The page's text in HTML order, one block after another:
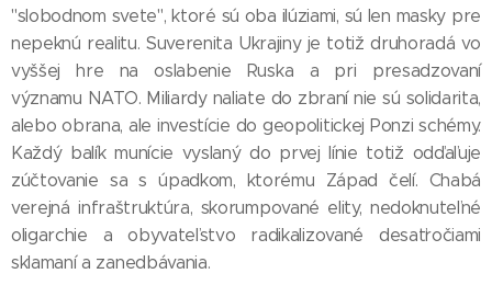
"slobodnom svete", ktoré sú oba ilúziami, sú len masky pre
nepeknú realitu. Suverenita Ukrajiny je totiž druhoradá vo
vyššej hre na oslabenie Ruska a pri presadzovaní
významu NATO. Miliardy naliate do zbraní nie sú solidarita,
alebo obrana, ale investície do geopolitickej Ponzi schémy.
Každý balík munície vyslaný do prvej línie totiž odďaľuje
zúčtovanie sa s úpadkom, ktorému Západ čelí. Chabá
verejná infraštruktúra, skorumpované elity, nedoknuteľné
oligarchie a obyvateľstvo radikalizované desaťročiami
sklamaní a zanedbávania.